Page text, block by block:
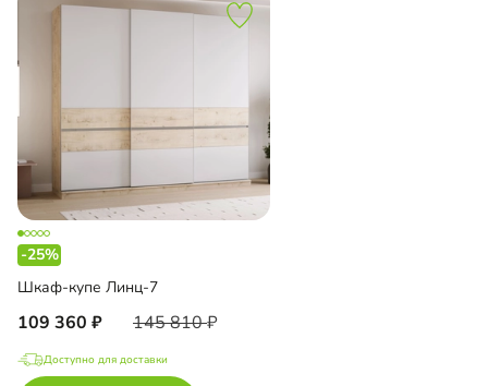
-25%
Шкаф-купе Линц-7
109 360 145 810
Доступно для доставки